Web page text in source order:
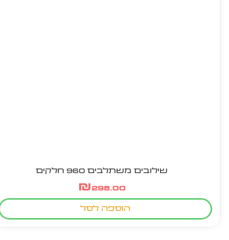
שילובים משתלבים 960 חלקים
₪298.00
הוספה לסל